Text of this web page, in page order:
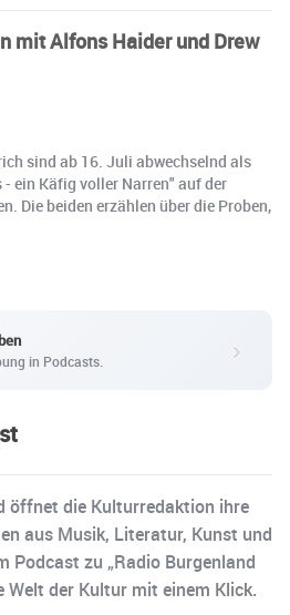
mit Alfons Haider und Drew
sind ab 16. Juli abwechselnd als
- ein Käfig voller Narren" auf der
Die beiden erzählen über die Proben,
in Podcasts.
öffnet die Kulturredaktion ihre
aus Musik, Literatur, Kunst und
Podcast zu „Radio Burgenland
Welt der Kultur mit einem Klick.